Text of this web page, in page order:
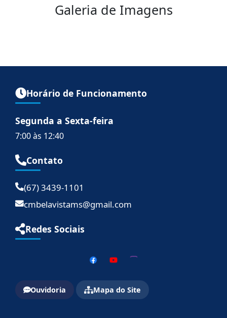
Galeria de Imagens
Horário de Funcionamento
Segunda a Sexta-feira
7:00 às 12:40
Contato
(67) 3439-1101
cmbelavistams@gmail.com
Redes Sociais
Ouvidoria Mapa do Site